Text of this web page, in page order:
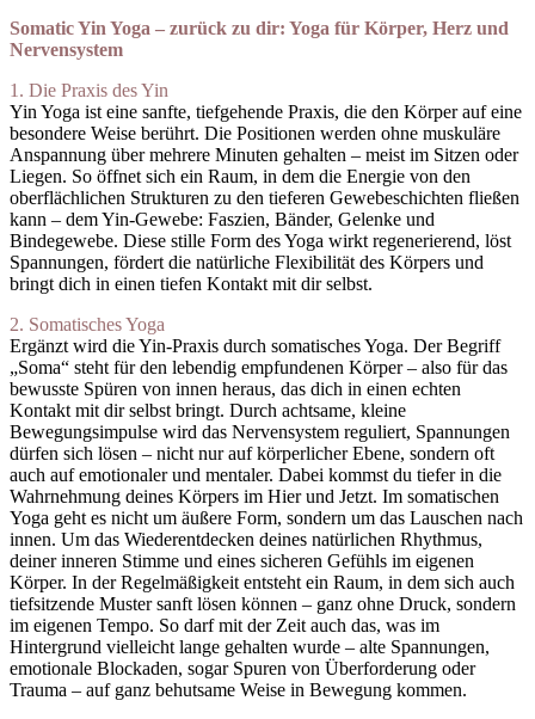
Somatic Yin Yoga – zurück zu dir: Yoga für Körper, Herz und
Nervensystem
1. Die Praxis des Yin
Yin Yoga ist eine sanfte, tiefgehende Praxis, die den Körper auf eine
besondere Weise berührt. Die Positionen werden ohne muskuläre
Anspannung über mehrere Minuten gehalten – meist im Sitzen oder
Liegen. So öffnet sich ein Raum, in dem die Energie von den
oberflächlichen Strukturen zu den tieferen Gewebeschichten fließen
kann – dem Yin-Gewebe: Faszien, Bänder, Gelenke und
Bindegewebe. Diese stille Form des Yoga wirkt regenerierend, löst
Spannungen, fördert die natürliche Flexibilität des Körpers und
bringt dich in einen tiefen Kontakt mit dir selbst.
2. Somatisches Yoga
Ergänzt wird die Yin-Praxis durch somatisches Yoga. Der Begriff
„Soma“ steht für den lebendig empfundenen Körper – also für das
bewusste Spüren von innen heraus, das dich in einen echten
Kontakt mit dir selbst bringt. Durch achtsame, kleine
Bewegungsimpulse wird das Nervensystem reguliert, Spannungen
dürfen sich lösen – nicht nur auf körperlicher Ebene, sondern oft
auch auf emotionaler und mentaler. Dabei kommst du tiefer in die
Wahrnehmung deines Körpers im Hier und Jetzt. Im somatischen
Yoga geht es nicht um äußere Form, sondern um das Lauschen nach
innen. Um das Wiederentdecken deines natürlichen Rhythmus,
deiner inneren Stimme und eines sicheren Gefühls im eigenen
Körper. In der Regelmäßigkeit entsteht ein Raum, in dem sich auch
tiefsitzende Muster sanft lösen können – ganz ohne Druck, sondern
im eigenen Tempo. So darf mit der Zeit auch das, was im
Hintergrund vielleicht lange gehalten wurde – alte Spannungen,
emotionale Blockaden, sogar Spuren von Überforderung oder
Trauma – auf ganz behutsame Weise in Bewegung kommen.